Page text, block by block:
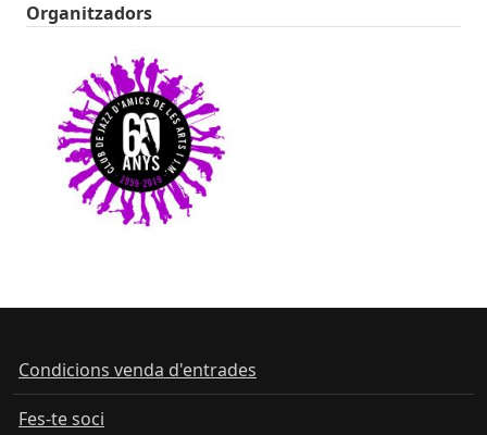
Organitzadors
Condicions venda d'entrades
Fes-te soci